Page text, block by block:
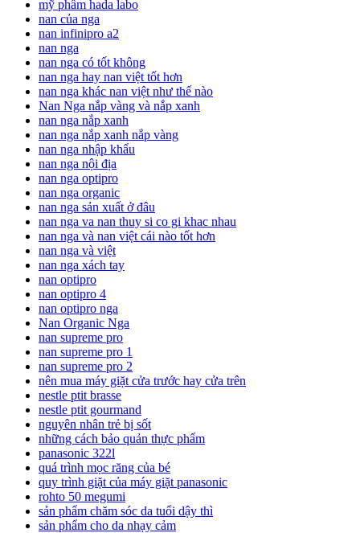
mỹ phẩm hada labo
nan của nga
nan infinipro a2
nan nga
nan nga có tốt không
nan nga hay nan việt tốt hơn
nan nga khác nan việt như thế nào
Nan Nga nắp vàng và nắp xanh
nan nga nắp xanh
nan nga nắp xanh nắp vàng
nan nga nhập khẩu
nan nga nội địa
nan nga optipro
nan nga organic
nan nga sản xuất ở đâu
nan nga va nan thuy si co gi khac nhau
nan nga và nan việt cái nào tốt hơn
nan nga và việt
nan nga xách tay
nan optipro
nan optipro 4
nan optipro nga
Nan Organic Nga
nan supreme pro
nan supreme pro 1
nan supreme pro 2
nên mua máy giặt cửa trước hay cửa trên
nestle ptit brasse
nestle ptit gourmand
nguyên nhân trẻ bị sốt
những cách bảo quản thực phẩm
panasonic 322l
quá trình mọc răng của bé
quy trình giặt của máy giặt panasonic
rohto 50 megumi
sản phẩm chăm sóc da tuổi dậy thì
sản phẩm cho da nhạy cảm